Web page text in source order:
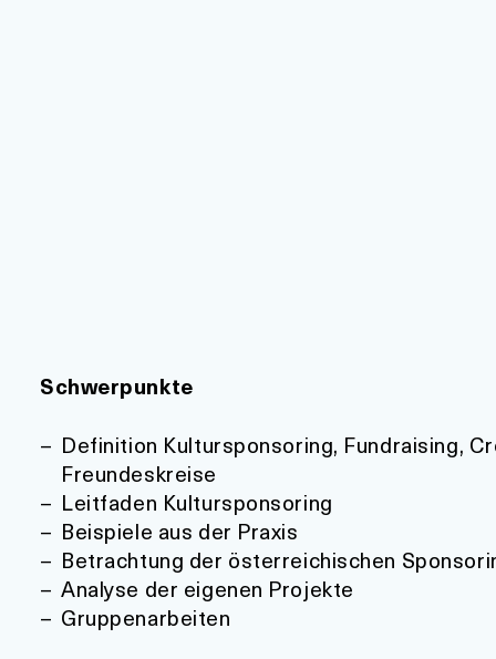
Schwerpunkte
Definition Kultursponsoring, Fundraising,
Freundeskreise
Leitfaden Kultursponsoring
Beispiele aus der Praxis
Betrachtung der österreichischen
Analyse der eigenen Projekte
Gruppenarbeiten